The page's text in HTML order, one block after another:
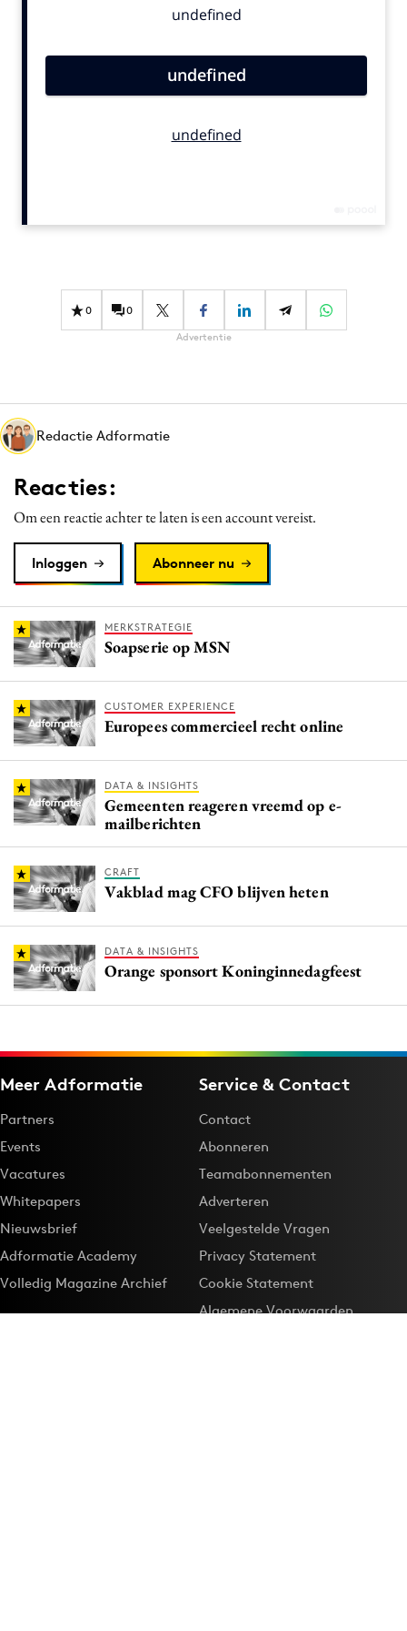
Contentmarketing
Effectiviteit
Gedragsverandering
Martech
Media
Merkstrategie
PR
Programmatic
Reputatie & crisis
0 0
Advertentie
Redactie Adformatie
Reacties:
Om een reactie achter te laten is een account vereist.
Inloggen Abonneer nu
MERKSTRATEGIE
Soapserie op MSN
CUSTOMER EXPERIENCE
Europees commercieel recht online
DATA & INSIGHTS
Gemeenten reageren vreemd op e-
mailberichten
CRAFT
Vakblad mag CFO blijven heten
DATA & INSIGHTS
Orange sponsort Koninginnedagfeest
Meer Adformatie
Partners
Events
Vacatures
Whitepapers
Nieuwsbrief
Adformatie Academy
Volledig Magazine Archief
Service & Contact
Contact
Abonneren
Teamabonnementen
Adverteren
Veelgestelde Vragen
Privacy Statement
Cookie Statement
Algemene Voorwaarden